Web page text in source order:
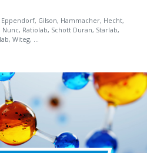
Gilson, Hammacher, Hecht,
Nunc, Ratiolab, Schott Duran, Starlab,
Witeg, …